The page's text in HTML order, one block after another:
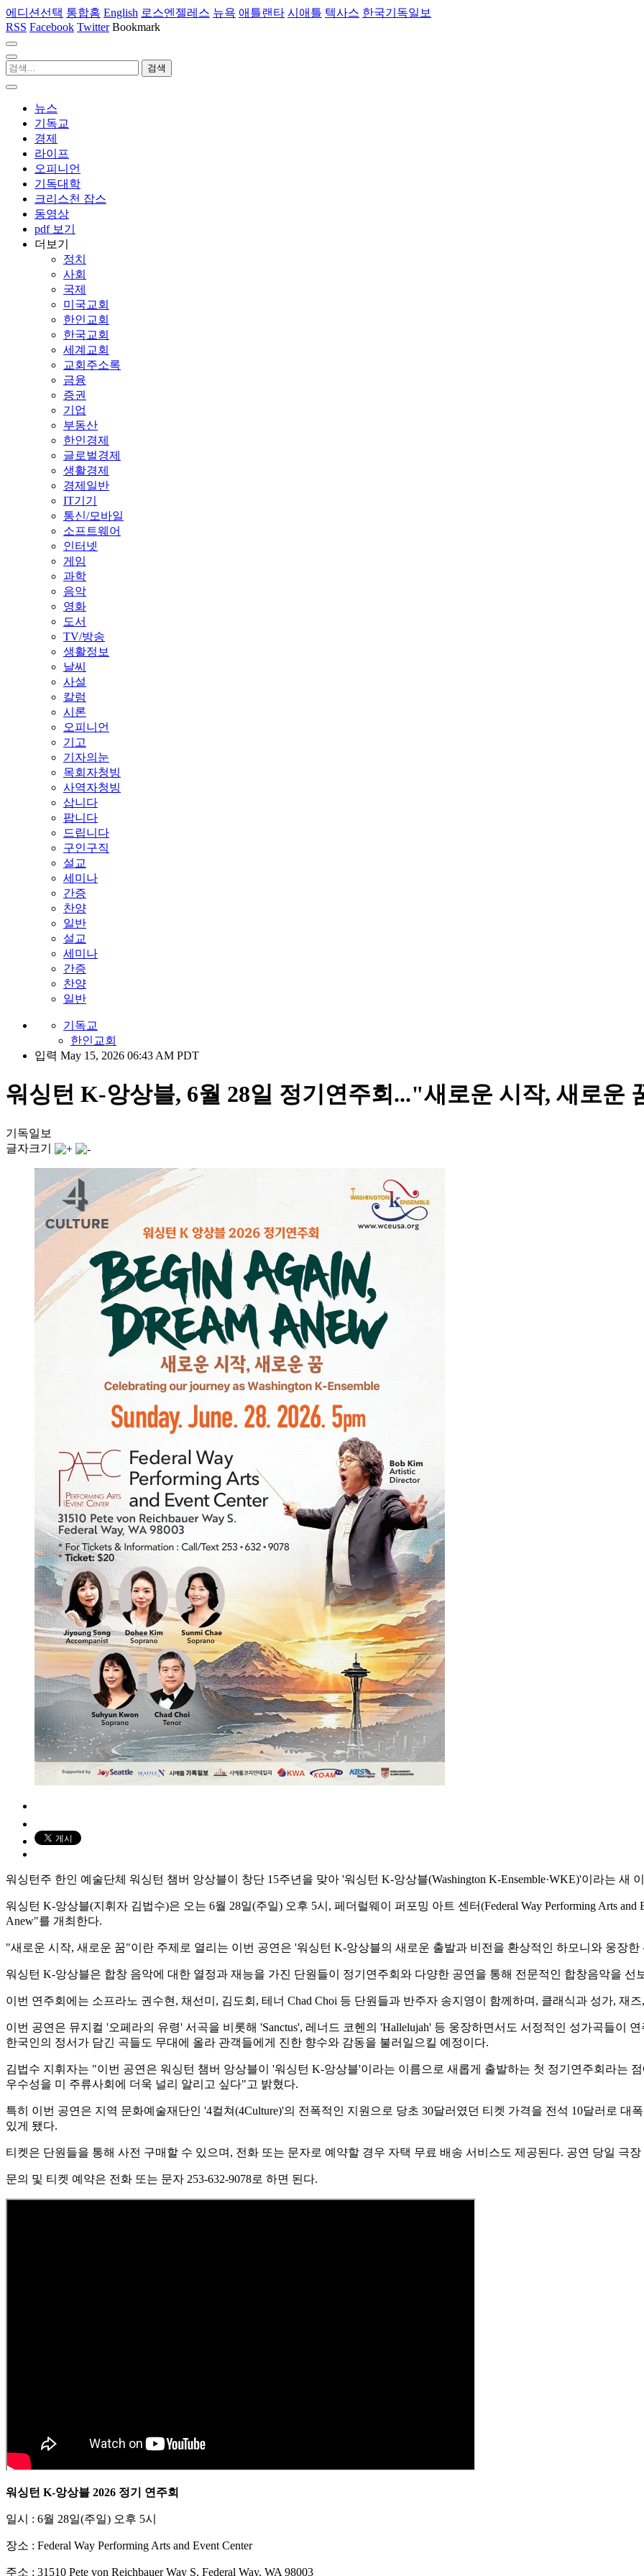
에디션선택 통합홈 English 로스엔젤레스 뉴욕 애틀랜타 시애틀 텍사스 한국기독일보
RSS Facebook Twitter Bookmark
뉴스
기독교
경제
라이프
오피니언
기독대학
크리스천 잡스
동영상
pdf 보기
더보기
정치
사회
국제
미국교회
한인교회
한국교회
세계교회
교회주소록
금융
증권
기업
부동산
한인경제
글로벌경제
생활경제
경제일반
IT기기
통신/모바일
소프트웨어
인터넷
게임
과학
음악
영화
도서
TV/방송
생활정보
날씨
사설
칼럼
시론
오피니언
기고
기자의눈
목회자청빙
사역자청빙
삽니다
팝니다
드립니다
구인구직
설교
세미나
간증
찬양
일반
설교
세미나
간증
찬양
일반
기독교
한인교회
입력 May 15, 2026 06:43 AM PDT
워싱턴 K-앙상블, 6월 28일 정기연주회..."새로운 시작, 새로운
기독일보
글자크기
워싱턴주 한인 예술단체 워싱턴 챔버 앙상블이 창단 15주년을 맞아 '워싱턴 K-앙상블(Washington K-Ensemble·WKE)'이라는 새
워싱턴 K-앙상블(지휘자 김법수)은 오는 6월 28일(주일) 오후 5시, 페더럴웨이 퍼포밍 아트 센터(Federal Way Performing Arts and
Anew"를 개최한다.
"새로운 시작, 새로운 꿈"이란 주제로 열리는 이번 공연은 '워싱턴 K-앙상블의 새로운 출발과 비전을 환상적인 하모니와 웅장
워싱턴 K-앙상블은 합창 음악에 대한 열정과 재능을 가진 단원들이 정기연주회와 다양한 공연을 통해 전문적인 합창음악을 선
이번 연주회에는 소프라노 권수현, 채선미, 김도회, 테너 Chad Choi 등 단원들과 반주자 송지영이 함께하며, 클래식과 성가, 재
이번 공연은 뮤지컬 '오페라의 유령' 서곡을 비롯해 'Sanctus', 레너드 코헨의 'Hallelujah' 등 웅장하면서도 서정적인 성가곡들이
한국인의 정서가 담긴 곡들도 무대에 올라 관객들에게 진한 향수와 감동을 불러일으킬 예정이다.
김법수 지휘자는 "이번 공연은 워싱턴 챔버 앙상블이 '워싱턴 K-앙상블'이라는 이름으로 새롭게 출발하는 첫 정기연주회라는
우수성을 미 주류사회에 더욱 널리 알리고 싶다"고 밝혔다.
특히 이번 공연은 지역 문화예술재단인 '4컬쳐(4Culture)'의 전폭적인 지원으로 당초 30달러였던 티켓 가격을 전석 10달러로 대
있게 됐다.
티켓은 단원들을 통해 사전 구매할 수 있으며, 전화 또는 문자로 예약할 경우 자택 무료 배송 서비스도 제공된다. 공연 당일 극
문의 및 티켓 예약은 전화 또는 문자 253-632-9078로 하면 된다.
워싱턴 K-앙상블 2026 정기 연주회
일시 : 6월 28일(주일) 오후 5시
장소 : Federal Way Performing Arts and Event Center
주소 : 31510 Pete von Reichbauer Way S, Federal Way, WA 98003